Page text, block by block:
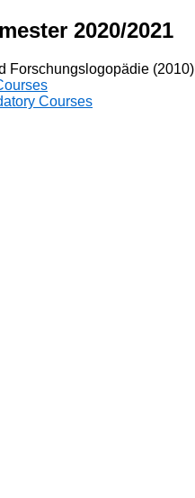
2020/2021
Forschungslogopädie (2010)
Courses